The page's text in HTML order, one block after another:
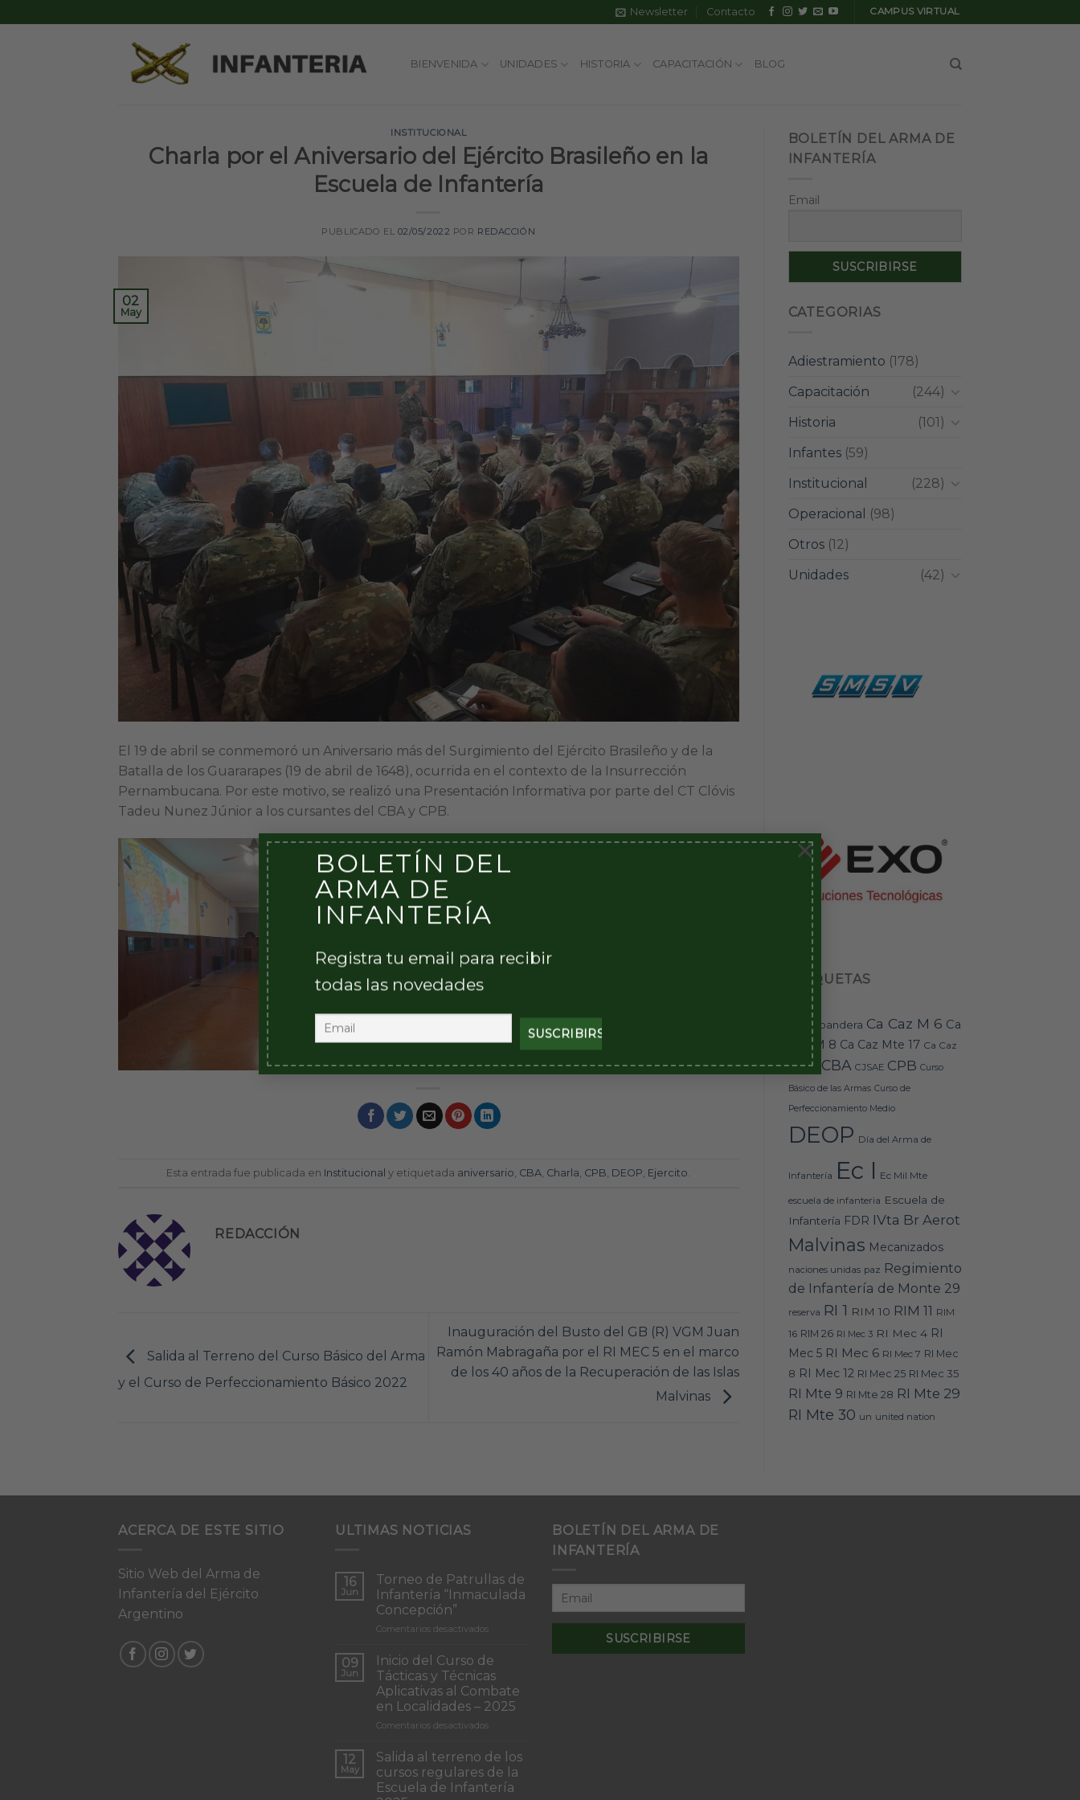
BOLETÍN DEL
ARMA DE
INFANTERÍA
Registra tu email para recibir
todas las novedades
×
to
Newsletter Contacto CAMPUS VIRTUAL
BIENVENIDA UNIDADES HISTORIA CAPACITACIÓN BLOG
INSTITUCIONAL
Charla por el Aniversario del Ejército Brasileño en la
Escuela de Infantería
PUBLICADO EL 02/05/2022 POR REDACCIÓN
02
May
El 19 de abril se conmemoró un Aniversario más del Surgimiento del Ejército Brasileño y de la
Batalla de los Guararapes (19 de abril de 1648), ocurrida en el contexto de la Insurrección
Pernambucana. Por este motivo, se realizó una Presentación Informativa por parte del CT Clóvis
Tadeu Nunez Júnior a los cursantes del CBA y CPB.
Esta entrada fue publicada en Institucional y etiquetada aniversario CBA Charla CPB DEOP Ejercito
REDACCIÓN
Salida al Terreno del Curso Básico del Arma
y el Curso de Perfeccionamiento Básico 2022
Inauguración del Busto del GB (R) VGM Juan
Ramón Mabragaña por el RI MEC 5 en el marco
de los 40 años de la Recuperación de las Islas
Malvinas
BOLETÍN DEL ARMA DE
INFANTERÍA
Email
CATEGORIAS
Adiestramiento (178)
Capacitación
(244)
Historia
(101)
Infantes(59)
Institucional
(228)
Operacional
(98)
Otros(12)
Unidades
(42)
ETIQUETAS
BAI-11 bandera Ca Caz M 6 Ca
Caz M 8 Ca Caz Mte 17 Ca Caz
Mte 18
CBA CJSAE CPB Curso
Básico de las Armas Curso de
Perfeccionamiento Medio
DEOP Día del Arma de
Infantería Ec I Ec Mil Mte
escuela de infanteria Escuela de
Infantería FDR IVta Br Aerot
Malvinas Mecanizados
naciones unidas paz Regimiento
de Infantería de Monte 29
reserva RI 1 RIM 10 RIM 11 RIM
16 RIM 26 RI Mec 3 RI Mec 4 RI
Mec 5 RI Mec 6 RI Mec 7 RI Mec
8 RI Mec 12 RI Mec 25 RI Mec 35
RI Mte 9 RI Mte 28 RI Mte 29
RI Mte 30 un united nation
ACERCA DE ESTE SITIO
Sitio Web del Arma de
Infantería del Ejército
Argentino
ULTIMAS NOTICIAS
16
Jun
Torneo de Patrullas de
Infantería “Inmaculada
Concepción”
Comentarios desactivadosen
de
de
Infantería
“Inmaculada
09
Jun
Inicio del Curso de
Tácticas y Técnicas
Aplicativas al Combate
en Localidades – 2025
Comentarios desactivadosen
del
Curso
de
Tácticas
12
May
Salida al terreno de los
cursos regulares de la
Escuela de Infantería
BOLETÍN DEL ARMA DE
INFANTERÍA